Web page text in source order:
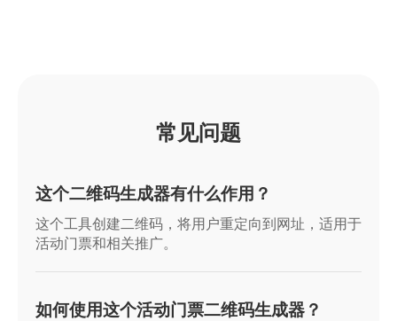
常见问题
这个二维码生成器有什么作用？
这个工具创建二维码，将用户重定向到网址，适用于
活动门票和相关推广。
如何使用这个活动门票二维码生成器？